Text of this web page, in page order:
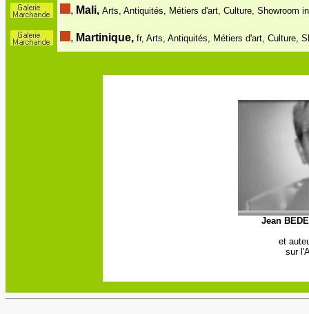
, Mali, Arts, Antiquités, Métiers d'art, Culture, Showroom
, Martinique, fr, Arts, Antiquités, Métiers d'art, Culture,
Jean
et
sur